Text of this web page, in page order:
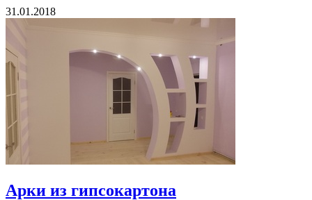
31.01.2018
Арки из гипсокартона